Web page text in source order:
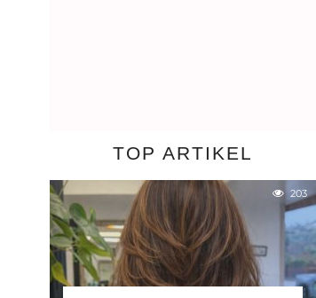
TOP ARTIKEL
203